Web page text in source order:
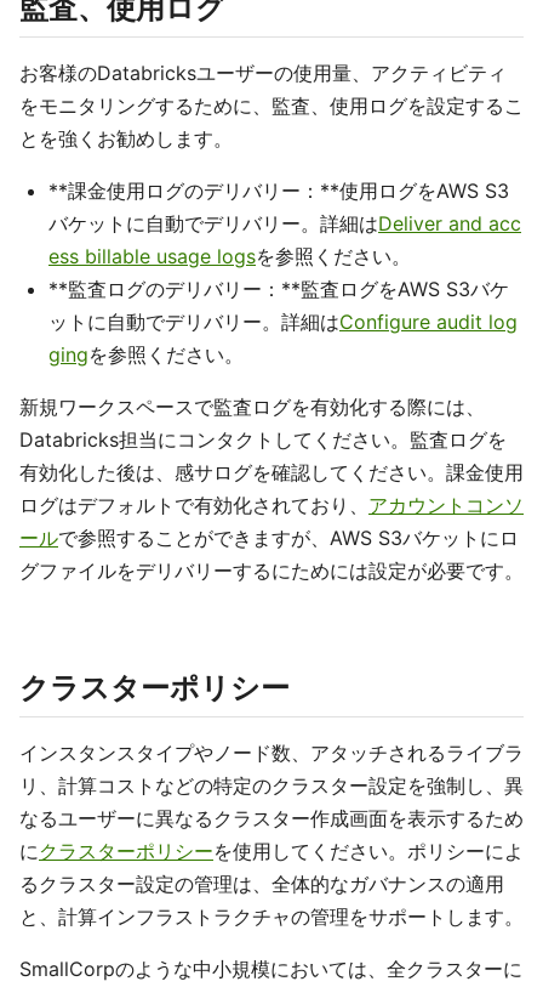
監査、使用ログ
お客様のDatabricksユーザーの使用量、アクティビティ
をモニタリングするために、監査、使用ログを設定するこ
とを強くお勧めします。
**課金使用ログのデリバリー：**使用ログをAWS S3
バケットに自動でデリバリー。詳細はDeliver and acc
ess billable usage logsを参照ください。
**監査ログのデリバリー：**監査ログをAWS S3バケ
ットに自動でデリバリー。詳細はConfigure audit log
gingを参照ください。
新規ワークスペースで監査ログを有効化する際には、
Databricks担当にコンタクトしてください。監査ログを
有効化した後は、感サログを確認してください。課金使用
ログはデフォルトで有効化されており、 アカウントコンソ
ールで参照することができますが、AWS S3バケットにロ
グファイルをデリバリーするにためには設定が必要です。
クラスターポリシー
インスタンスタイプやノード数、アタッチされるライブラ
リ、計算コストなどの特定のクラスター設定を強制し、異
なるユーザーに異なるクラスター作成画面を表示するため
にクラスターポリシーを使用してください。ポリシーによ
るクラスター設定の管理は、全体的なガバナンスの適用
と、計算インフラストラクチャの管理をサポートします。
SmallCorpのような中小規模においては、全クラスターに